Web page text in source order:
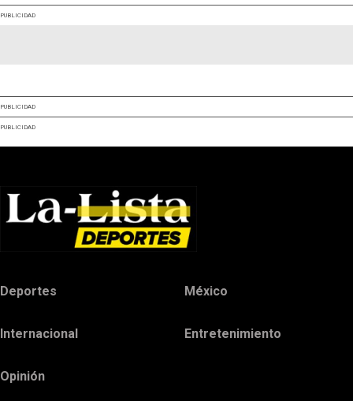
PUBLICIDAD
PUBLICIDAD
PUBLICIDAD
Deportes México
Internacional Entretenimiento
Opinión